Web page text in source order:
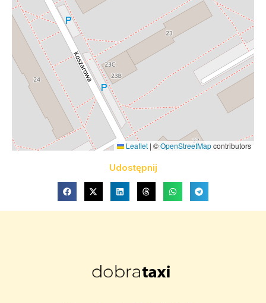
Leaflet | ©OpenStreetMapcontributors
Udostępnij